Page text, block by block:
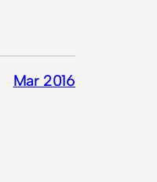
Mar 2016